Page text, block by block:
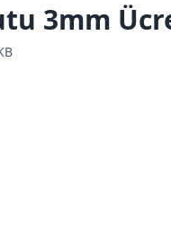
3mm